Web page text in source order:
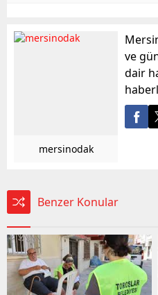
mersinodak
ve
dair
Benzer Konular